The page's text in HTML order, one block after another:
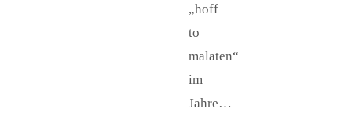
„hoff
to
malaten“
im
Jahre…